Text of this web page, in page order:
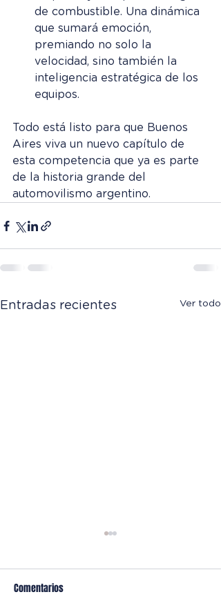
de combustible. Una dinámica
que sumará emoción,
premiando no solo la
velocidad, sino también la
inteligencia estratégica de los
equipos.
Todo está listo para que Buenos
Aires viva un nuevo capítulo de
esta competencia que ya es parte
de la historia grande del
automovilismo argentino.
Entradas recientes Ver todo
Comentarios